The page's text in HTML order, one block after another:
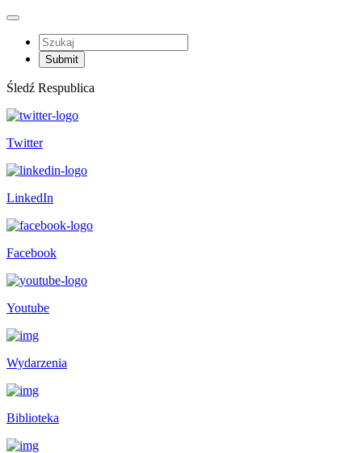
Śledź Respublica
Twitter
LinkedIn
Facebook
Youtube
Wydarzenia
Biblioteka